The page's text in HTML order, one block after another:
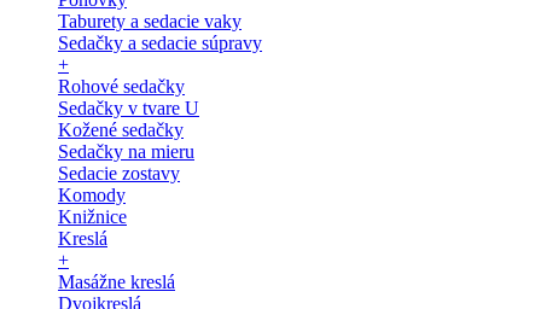
Taburety a sedacie vaky
Sedačky a sedacie súpravy
+
Rohové sedačky
Sedačky v tvare U
Kožené sedačky
Sedačky na mieru
Sedacie zostavy
Komody
Knižnice
Kreslá
+
Masážne kreslá
Dvojkreslá